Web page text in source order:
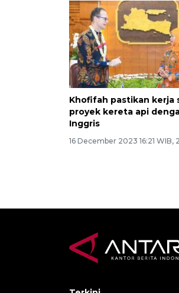
Khofifah pastikan kerja
proyek kereta api
Inggris
16 December 2023 16:21 WIB,